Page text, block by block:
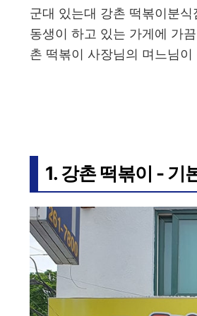
군대 있는대 강촌 떡볶이분
동생이 하고 있는 가게에 가
촌 떡볶이 사장님의 며느님
1. 강촌 떡볶이 - 기